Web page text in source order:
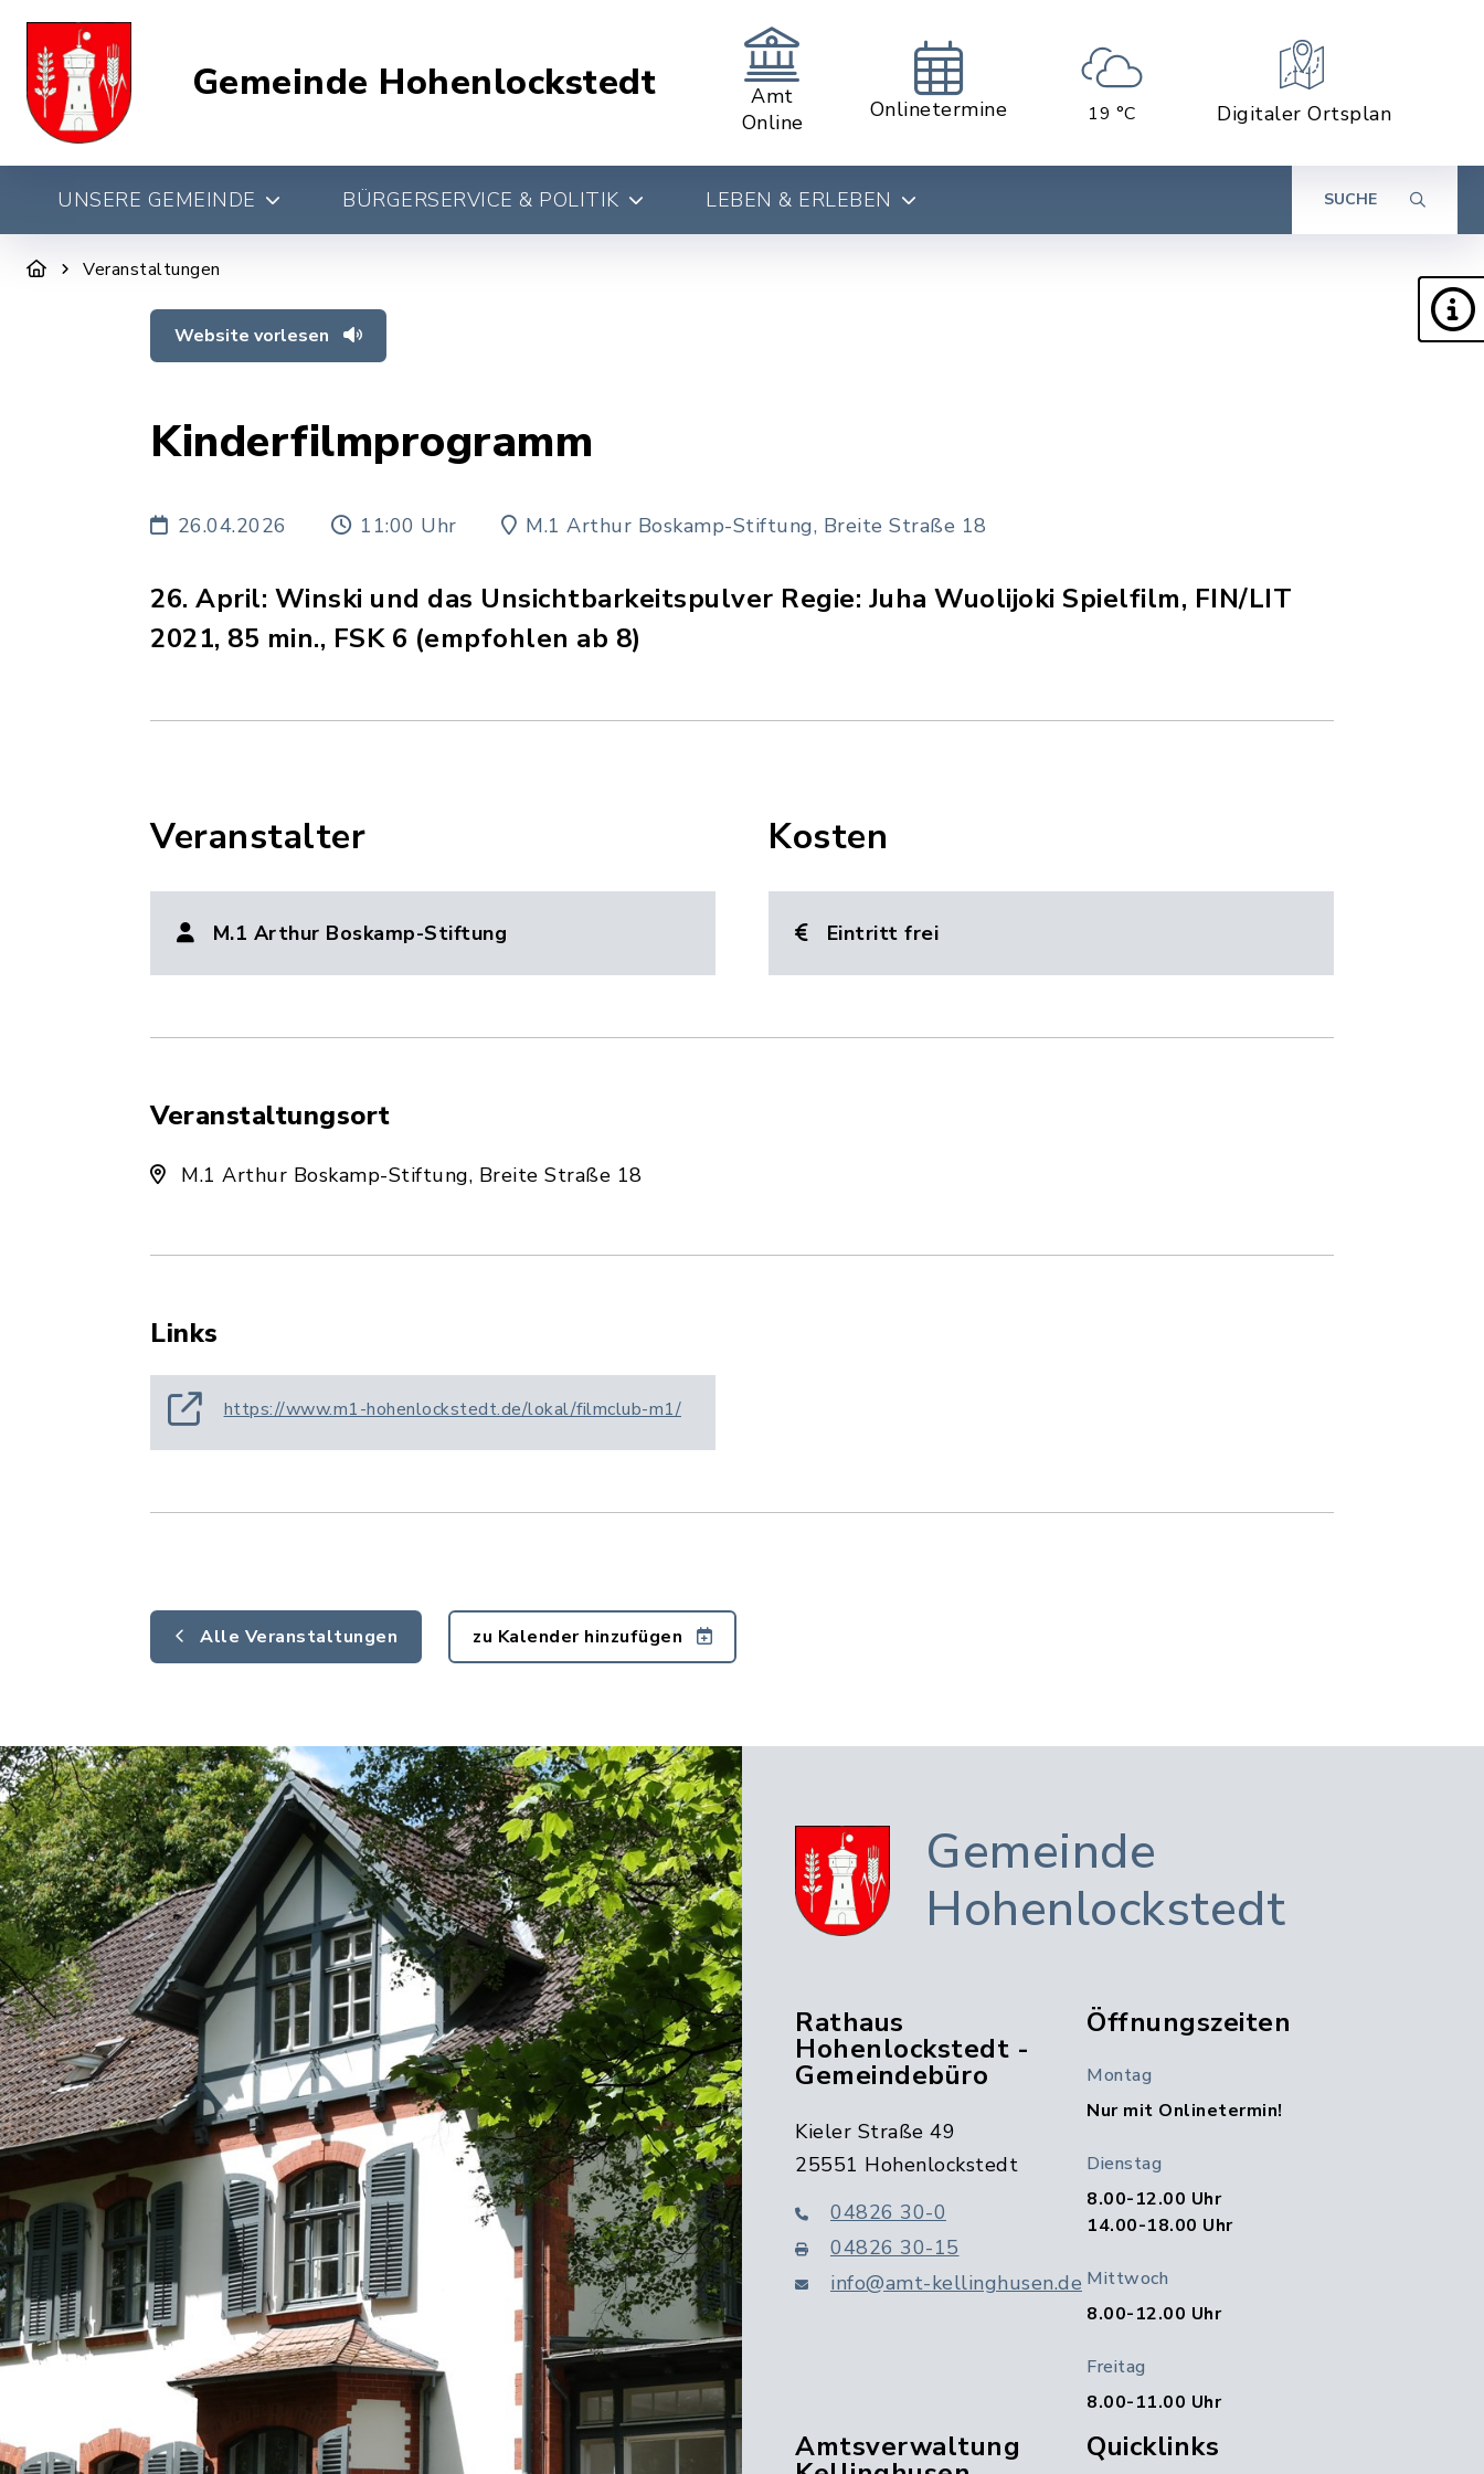
Gemeinde Hohenlockstedt
Amt
Online
Onlinetermine 19 °C Digitaler Ortsplan
UNSERE GEMEINDE BÜRGERSERVICE & POLITIK LEBEN & ERLEBEN SUCHE
Veranstaltungen
Website vorlesen
Kinderfilmprogramm
26.04.2026 11:00 Uhr M.1 Arthur Boskamp-Stiftung, Breite Straße 18
26. April: Winski und das Unsichtbarkeitspulver Regie: Juha Wuolijoki Spielfilm, FIN/LIT
2021, 85 min., FSK 6 (empfohlen ab 8)
Veranstalter
M.1 Arthur Boskamp-Stiftung
Kosten
Eintritt frei
Veranstaltungsort
M.1 Arthur Boskamp-Stiftung, Breite Straße 18
Links
https://www.m1-hohenlockstedt.de/lokal/filmclub-m1/
Alle Veranstaltungen zu Kalender hinzufügen
Gemeinde
Hohenlockstedt
Rathaus
Hohenlockstedt -
Gemeindebüro
Kieler Straße 49
25551 Hohenlockstedt
04826 30-0
04826 30-15
info@amt-kellinghusen.de
Öffnungszeiten
Montag
Nur mit Onlinetermin!
Dienstag
8.00-12.00 Uhr
14.00-18.00 Uhr
Mittwoch
8.00-12.00 Uhr
Freitag
8.00-11.00 Uhr
Amtsverwaltung Quicklinks